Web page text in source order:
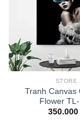
STORE
Tranh Canvas
Flower
350.000